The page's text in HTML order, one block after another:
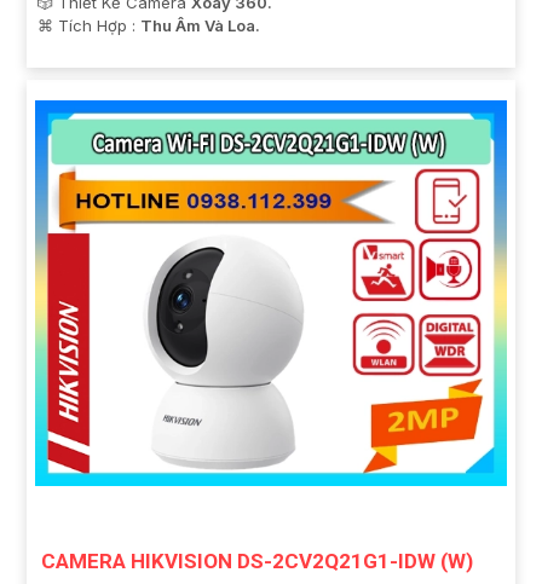
️⌘ Tích Hợp : Thu Âm Và Loa.
CAMERA HIKVISION DS-2CV2Q21G1-IDW (W)